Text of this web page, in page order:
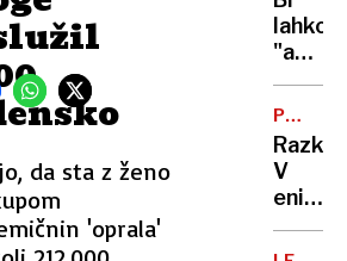
da sta z ženo
'oprala'
lahko
pojav"
mrk
tudi
v
V
eni
od